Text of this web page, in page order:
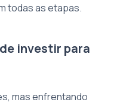
todas as etapas.
investir para
mas enfrentando